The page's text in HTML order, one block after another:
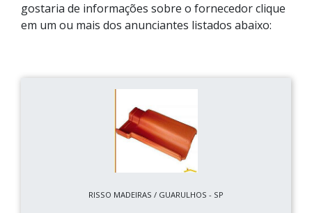
gostaria de informações sobre o fornecedor clique
em um ou mais dos anunciantes listados abaixo:
RISSO MADEIRAS / GUARULHOS - SP